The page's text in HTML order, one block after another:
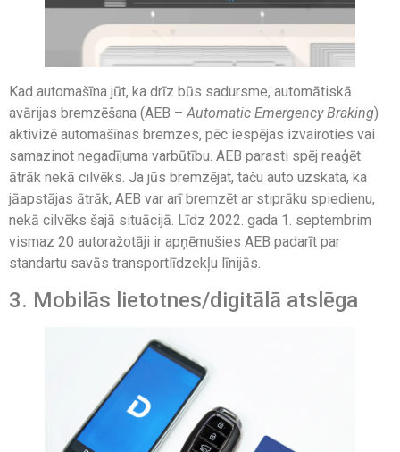
Kad automašīna jūt, ka drīz būs sadursme, automātiskā
avārijas bremzēšana (AEB –Automatic Emergency Braking)
aktivizē automašīnas bremzes, pēc iespējas izvairoties vai
samazinot negadījuma varbūtību. AEB parasti spēj reaģēt
ātrāk nekā cilvēks. Ja jūs bremzējat, taču auto uzskata, ka
jāapstājas ātrāk, AEB var arī bremzēt ar stiprāku spiedienu,
nekā cilvēks šajā situācijā. Līdz 2022. gada 1. septembrim
vismaz 20 autoražotāji ir apņēmušies AEB padarīt par
standartu savās transportlīdzekļu līnijās.
3. Mobilās lietotnes/digitālā atslēga